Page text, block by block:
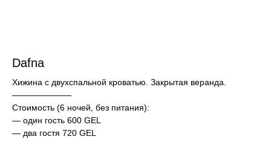
Dafna
Хижина с двухспальной кроватью. Закрытая веранда.
———————
Стоимость (6 ночей, без питания):
— один гость 600 GEL
— два гостя 720 GEL